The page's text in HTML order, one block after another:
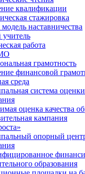
квалификации
стажировка
наставничества
учитель
работа
грамотность
финансовой
среда
система оценки
оценка качества
кампания
опорный
образования